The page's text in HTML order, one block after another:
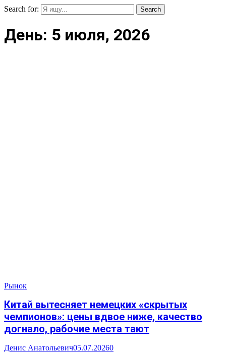
Search for: Search
День: 5 июля, 2026
Рынок
Китай вытесняет немецких «скрытых
чемпионов»: цены вдвое ниже, качество
догнало, рабочие места тают
Денис Анатольевич05.07.20260